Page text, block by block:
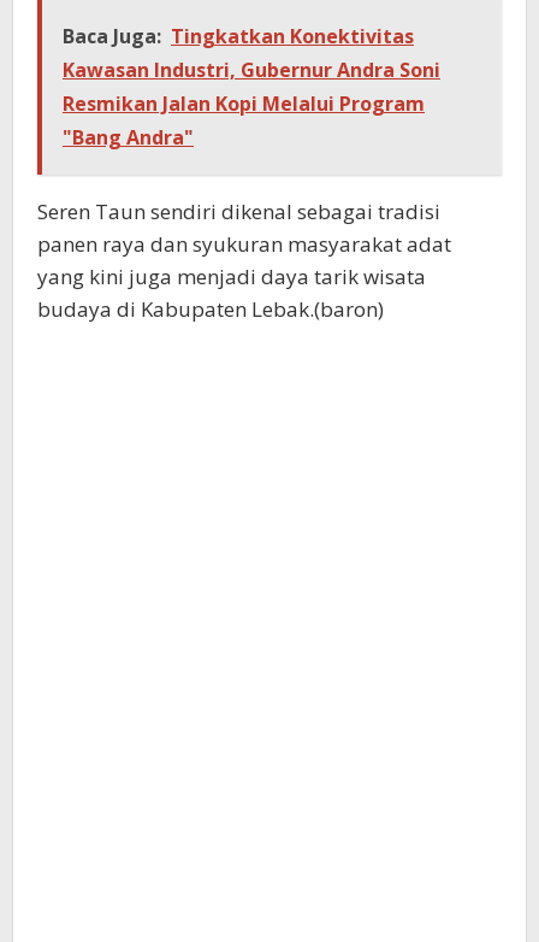
Baca Juga: Tingkatkan Konektivitas
Kawasan Industri, Gubernur Andra Soni
Resmikan Jalan Kopi Melalui Program
"Bang Andra"
Seren Taun sendiri dikenal sebagai tradisi
panen raya dan syukuran masyarakat adat
yang kini juga menjadi daya tarik wisata
budaya di Kabupaten Lebak.(baron)